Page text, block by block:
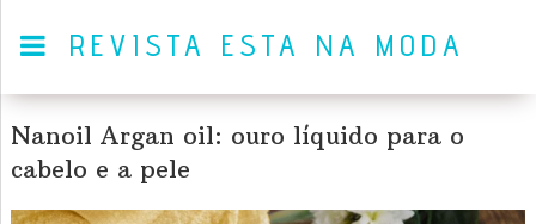
REVISTA ESTA NA MODA
Nanoil Argan oil: ouro líquido para o
cabelo e a pele